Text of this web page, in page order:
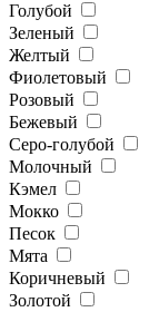
Голубой
Зеленый
Желтый
Фиолетовый
Розовый
Бежевый
Серо-голубой
Молочный
Кэмел
Мокко
Песок
Мята
Коричневый
Золотой